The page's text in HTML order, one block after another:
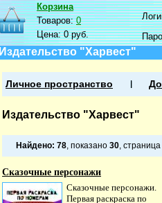
Корзина
Товаров:0
Цена:0 руб.
Издательство "Харвест"
Личное пространство
Издательство "Харвест"
Найдено: 78, показано 30, страница
Сказочные персонажи
Сказочные персонажи.
Первая раскраска по